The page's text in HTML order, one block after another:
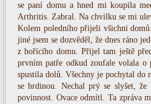
se paní domu a hned mi koupila
Arthritis. Zabral. Na chvilku se mi
Kolem poledního přijeli všichni
jiné jsem se dozvěděl, že dnes ráno
z hořícího domu. Přijel tam ještě
prvním patře odkud zoufale volala
spustila dolů. Všechny je pochytal
se hrdinou. Nechal prý se slyšet,
povinnost. Ovace odmítl. Ta zpráva